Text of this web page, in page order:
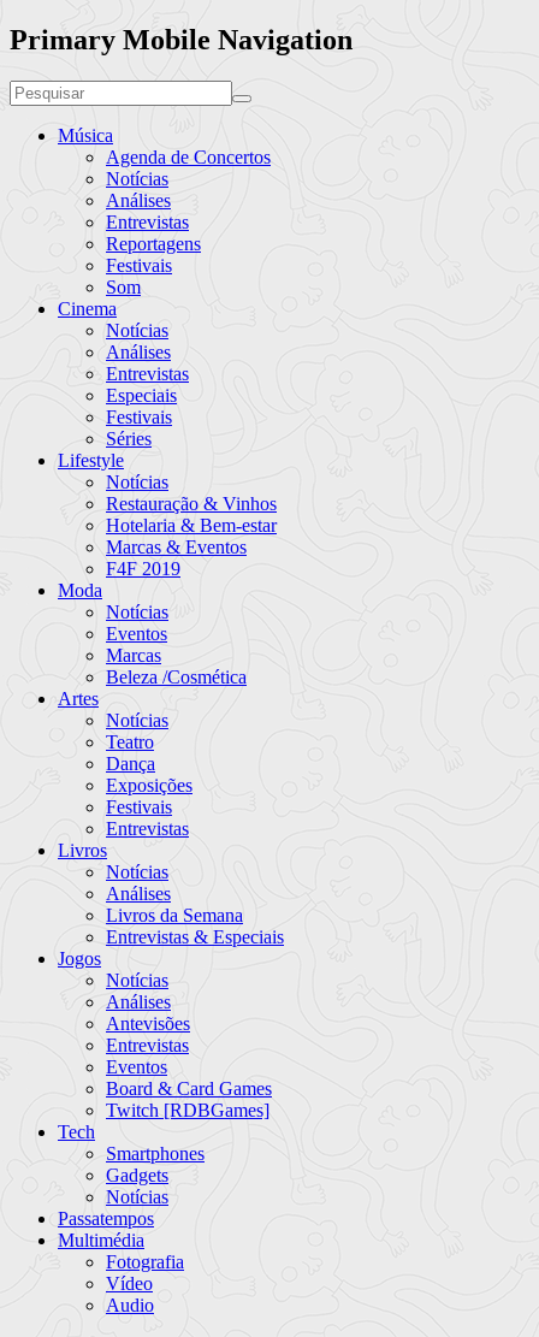
Primary Mobile Navigation
Música
Agenda de Concertos
Notícias
Análises
Entrevistas
Reportagens
Festivais
Som
Cinema
Notícias
Análises
Entrevistas
Especiais
Festivais
Séries
Lifestyle
Notícias
Restauração & Vinhos
Hotelaria & Bem-estar
Marcas & Eventos
F4F 2019
Moda
Notícias
Eventos
Marcas
Beleza /Cosmética
Artes
Notícias
Teatro
Dança
Exposições
Festivais
Entrevistas
Livros
Notícias
Análises
Livros da Semana
Entrevistas & Especiais
Jogos
Notícias
Análises
Antevisões
Entrevistas
Eventos
Board & Card Games
Twitch [RDBGames]
Tech
Smartphones
Gadgets
Notícias
Passatempos
Multimédia
Fotografia
Vídeo
Audio